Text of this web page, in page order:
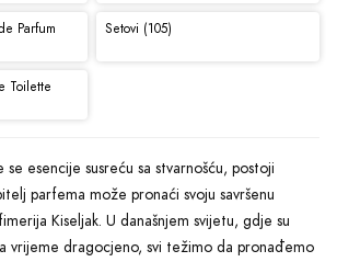
Parfum
Setovi (105)
Toilette
esencije susreću sa stvarnošću, postoji
parfema može pronaći svoju savršenu
Kiseljak. U današnjem svijetu, gdje su
vrijeme dragocjeno, svi težimo da pronađemo